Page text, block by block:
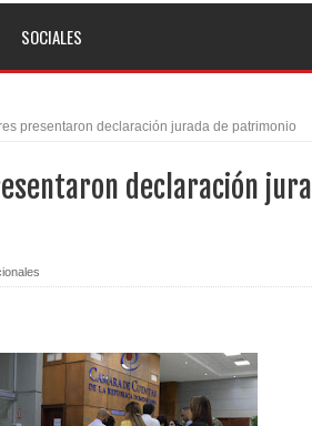
anulación de condena de 15 años por lavado
transparencia a través SISMAP municipal
vigente desde 2006 y exige ley del
reúne con alcalde San Cristóbal
SOCIALES
presentaron declaración jurada de patrimonio
declaración